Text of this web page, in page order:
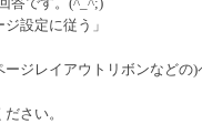
設定に従う」
ジレイアウトリボンなどの
さい。